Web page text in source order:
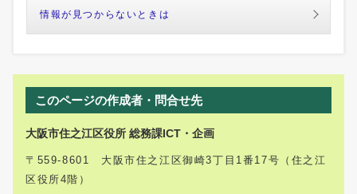
情報が見つからないときは
このページの作成者・問合せ先
大阪市住之江区役所 総務課ICT・企画
〒559-8601 大阪市住之江区御崎3丁目1番17号（住之江
区役所4階）